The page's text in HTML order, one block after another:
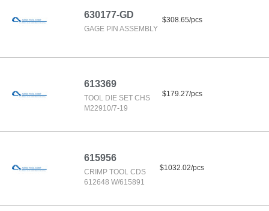
630177-GD
GAGE PIN ASSEMBLY
$308.65/pcs
613369
TOOL DIE SET CHS
M22910/7-19
$179.27/pcs
615956
CRIMP TOOL CDS
612648 W/615891
$1032.02/pcs